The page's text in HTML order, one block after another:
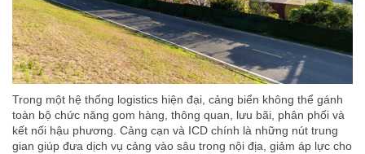
Trong một hệ thống logistics hiện đại, cảng biển không thể gánh
toàn bộ chức năng gom hàng, thông quan, lưu bãi, phân phối và
kết nối hậu phương. Cảng cạn và ICD chính là những nút trung
gian giúp đưa dịch vụ cảng vào sâu trong nội địa, giảm áp lực cho